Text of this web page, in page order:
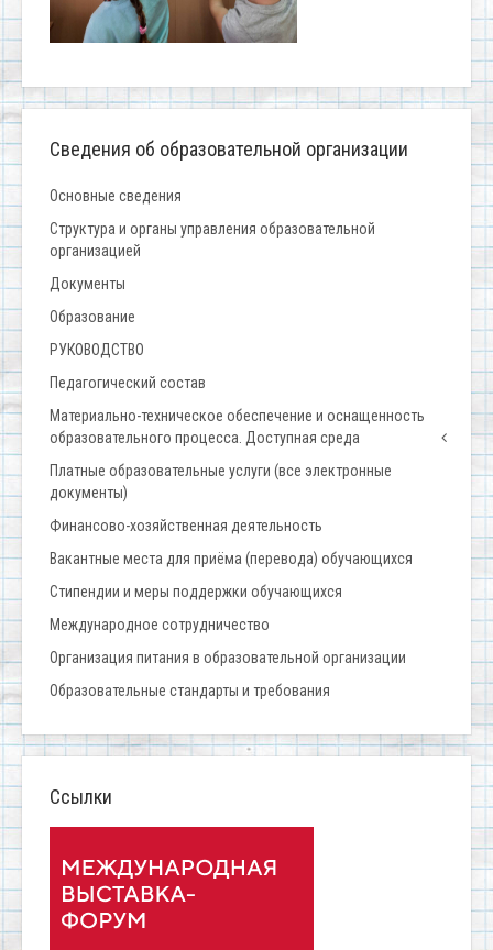
Сведения об образовательной организации
Основные сведения
Структура и органы управления образовательной
организацией
Документы
Образование
РУКОВОДСТВО
Педагогический состав
Материально-техническое обеспечение и оснащенность
образовательного процесса. Доступная среда
Платные образовательные услуги (все электронные
документы)
Финансово-хозяйственная деятельность
Вакантные места для приёма (перевода) обучающихся
Стипендии и меры поддержки обучающихся
Международное сотрудничество
Организация питания в образовательной организации
Образовательные стандарты и требования
Ссылки